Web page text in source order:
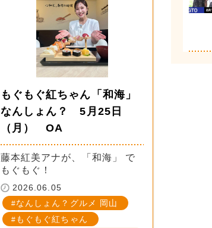
もぐもぐ紅ちゃん「和海」
なんしょん？ 5月25日
（月） OA
藤本紅美アナが、「和海」 で
もぐもぐ！
2026.06.05
なんしょん？グルメ 岡山
もぐもぐ紅ちゃん